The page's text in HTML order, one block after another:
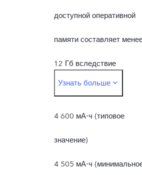
доступной оперативной
памяти составляет
12 Гб вследствие
размера хранилища
операционной системы и
предустановленных
приложений.
Узнать больше
4 600 мА⋅ч (типовое
значение)
4 505 мА⋅ч